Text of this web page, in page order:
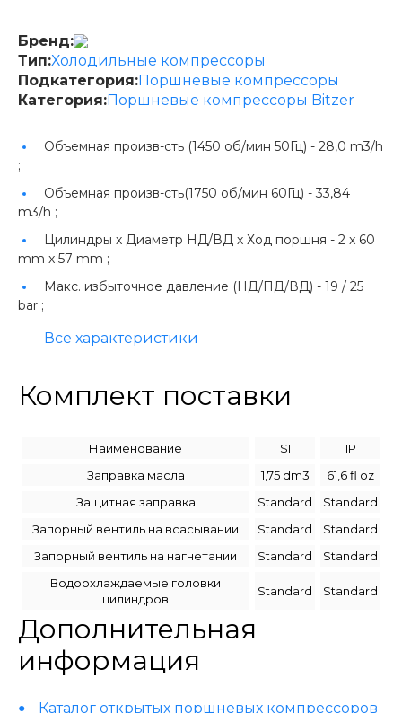
Бренд:
Тип:Холодильные компрессоры
Подкатегория:Поршневые компрессоры
Категория:Поршневые компрессоры Bitzer
Объемная произв-сть (1450 об/мин 50Гц) - 28,0 m3/h
;
Объемная произв-сть(1750 об/мин 60Гц) - 33,84
m3/h ;
Цилиндры х Диаметр НД/ВД х Ход поршня - 2 x 60
mm x 57 mm ;
Макс. избыточное давление (НД/ПД/ВД) - 19 / 25
bar ;
Все характеристики
Комплект поставки
Наименование SI
IP
Заправка масла
1,75 dm3
61,6 fl oz
Защитная заправка
Standard
Standard
Запорный вентиль на всасывании
Standard
Standard
Запорный вентиль на нагнетании
Standard
Standard
Водоохлаждаемые головки
цилиндров
Standard Standard
Дополнительная
информация
Каталог открытых поршневых компрессоров